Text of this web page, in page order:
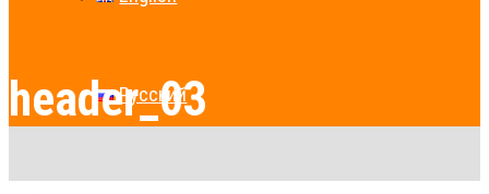
Русский
header_03